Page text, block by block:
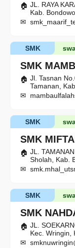
JL. RAYA
Kab.
SMK
SMK
Jl. Tasnan
Tamanan,
SMK
SMK
JL.
Sholah, Kab.
SMK
SMK
JL.
Kec. Wringin,